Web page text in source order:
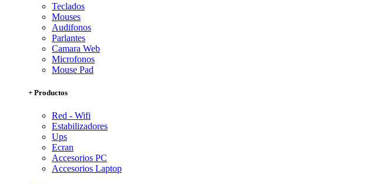
Teclados
Mouses
Audifonos
Parlantes
Camara Web
Microfonos
Mouse Pad
+ Productos
Red - Wifi
Estabilizadores
Ups
Ecran
Accesorios PC
Accesorios Laptop